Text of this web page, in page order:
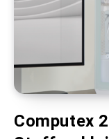
Computex